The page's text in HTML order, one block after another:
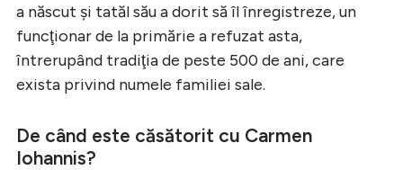
a născut şi tatăl său a dorit să îl înregistreze, un
funcţionar de la primărie a refuzat asta,
întrerupând tradiţia de peste 500 de ani, care
exista privind numele familiei sale.
De când este căsătorit cu Carmen
Iohannis?